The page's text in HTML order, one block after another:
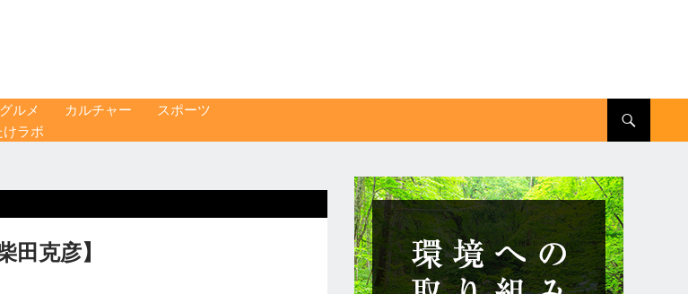
グルメ カルチャー
スポーツ
けラボ
克彦】